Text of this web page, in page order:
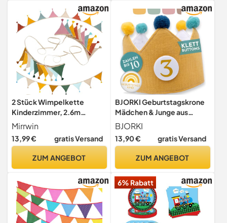
pastell (20)
2 Stück Wimpelkette
Kinderzimmer, 2.6m
Musselin Baumwolle Stoff
Wimpelkette mit Quasten
WimpelketteOutdoor
Deko Girlande Geburtstag
Wanddeko
Mirrwin
13,99 € gratis Versand
ZUM ANGEBOT
BJORKI Geburtstagskrone
Mädchen & Junge aus
Musselin für
Kindergeburtstag
BJORKI
13,90 € gratis Versand
ZUM ANGEBOT
6% Rabatt